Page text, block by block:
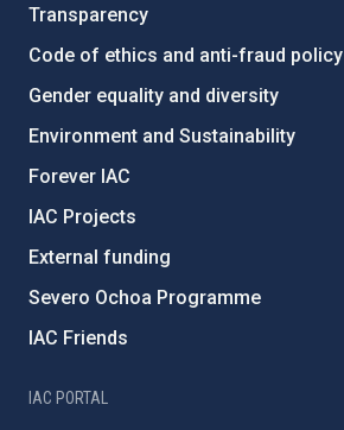
Transparency
Code of ethics and anti-fraud policy
Gender equality and diversity
Environment and Sustainability
Forever IAC
IAC Projects
External funding
Severo Ochoa Programme
IAC Friends
IAC PORTAL